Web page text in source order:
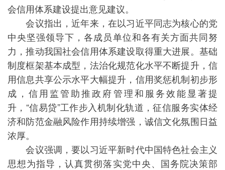
会信用体系建设提出意见建议。
会议指出，近年来，在以习近平同志为核心的党
中央坚强领导下，各成员单位和各有关方面共同努
力，推动我国社会信用体系建设取得重大进展。基础
制度框架基本成型，法治化规范化水平不断提升，信
用信息共享公示水平大幅提升，信用奖惩机制初步形
成，信用监管助推政府管理和服务效能显著提
升，“信易贷”工作步入机制化轨道，征信服务实体经
济和防范金融风险作用持续增强，诚信文化氛围日益
浓厚。
会议强调，要以习近平新时代中国特色社会主义
思想为指导，认真贯彻落实党中央、国务院决策部